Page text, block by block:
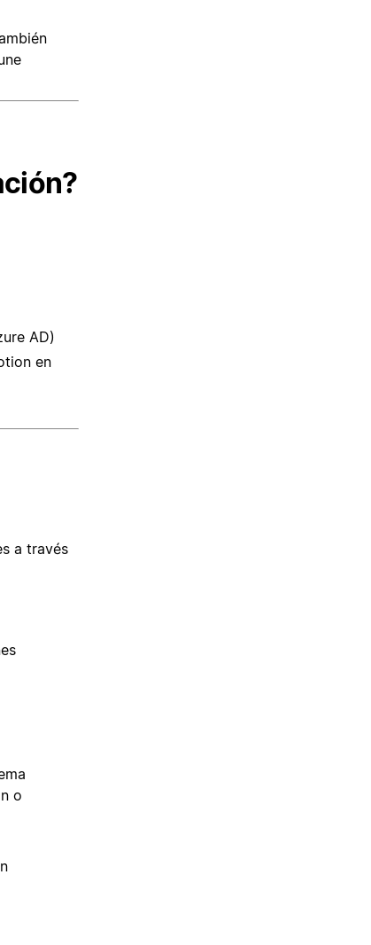
AD)
en
a través
o